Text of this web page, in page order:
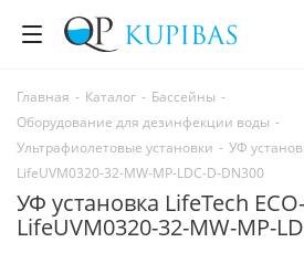
Главная - Каталог - Бассейны -
Оборудование для дезинфекции воды -
Ультрафиолетовые установки - УФ
LifeUVM0320-32-MW-MP-LDC-D-DN300
УФ установка LifeTech
LifeUVM0320-32-MW-MP-